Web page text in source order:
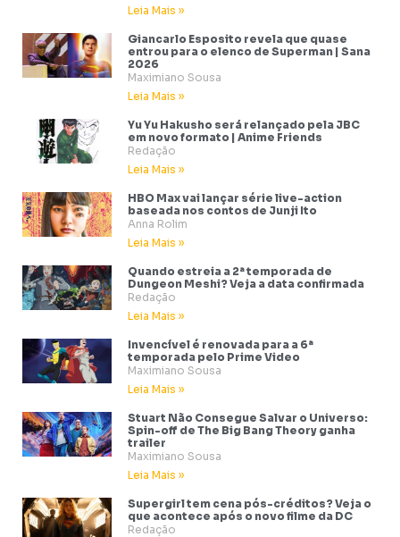
Leia Mais »
Giancarlo Esposito revela que quase
entrou para o elenco de Superman | Sana
2026
Maximiano Sousa
Leia Mais »
Yu Yu Hakusho será relançado pela JBC
em novo formato | Anime Friends
Redação
Leia Mais »
HBO Max vai lançar série live-action
baseada nos contos de Junji Ito
Anna Rolim
Leia Mais »
Quando estreia a 2ª temporada de
Dungeon Meshi? Veja a data confirmada
Redação
Leia Mais »
Invencível é renovada para a 6ª
temporada pelo Prime Video
Maximiano Sousa
Leia Mais »
Stuart Não Consegue Salvar o Universo:
Spin-off de The Big Bang Theory ganha
trailer
Maximiano Sousa
Leia Mais »
Supergirl tem cena pós-créditos? Veja o
que acontece após o novo filme da DC
Redação